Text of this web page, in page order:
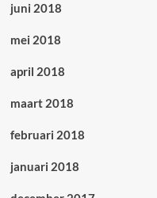
juni 2018
mei 2018
april 2018
maart 2018
februari 2018
januari 2018